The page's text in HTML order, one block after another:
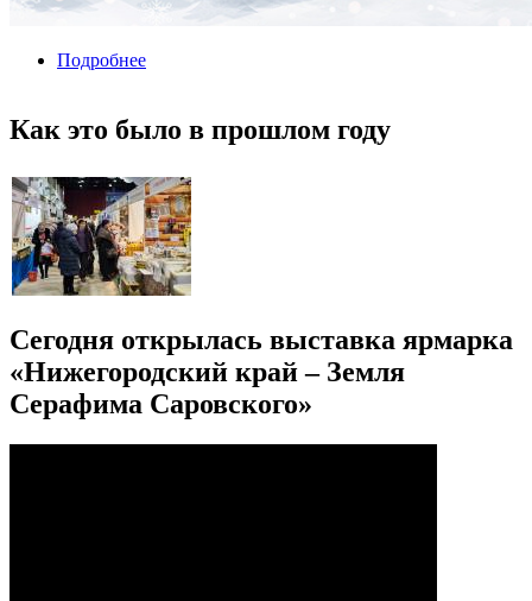
Подробнее
Как это было в прошлом году
Сегодня открылась выставка ярмарка
«Нижегородский край – Земля
Серафима Саровского»